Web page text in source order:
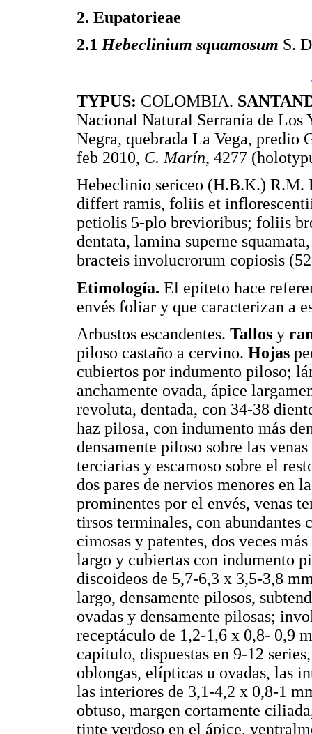
2. Eupatorieae
2.1 Hebeclinium squamosum S.
TYPUS: COLOMBIA.
Nacional Natural Serranía de Los
Negra, quebrada La Vega, predio
feb 2010, C. Marín, 4277
Hebeclinio sericeo (H.B.K.)
differt ramis, foliis et
petiolis 5-plo brevioribus; foliis
dentata, lamina superne
bracteis involucrorum copiosis
Etimología. El epíteto hace
envés foliar y que caracterizan a
Arbustos escandentes. Tallos y
piloso castaño a cervino. Hojas
cubiertos por indumento piloso;
anchamente ovada, ápice
revoluta, dentada, con 34-38
haz pilosa, con indumento más
densamente piloso sobre las
terciarias y escamoso sobre el
dos pares de nervios menores en
prominentes por el envés, venas
tirsos terminales, con abundantes
cimosas y patentes, dos veces
largo y cubiertas con indumento
discoideos de 5,7-6,3 x 3,5-3,8
largo, densamente pilosos,
ovadas y densamente pilosas;
receptáculo de 1,2-1,6 x 0,8- 0,9
capítulo, dispuestas en 9-12
oblongas, elípticas u ovadas, las
las interiores de 3,1-4,2 x 0,8-1
obtuso, margen cortamente
tinte verdoso en el ápice,